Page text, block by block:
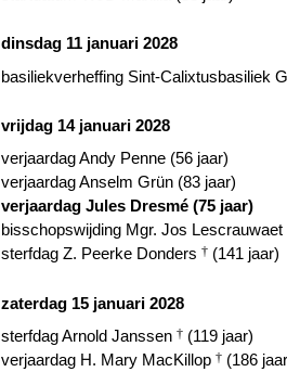
dinsdag 11 januari 2028
basiliekverheffing Sint-Calixtusbasiliek
vrijdag 14 januari 2028
verjaardag Andy Penne (56 jaar)
verjaardag Anselm Grün (83 jaar)
verjaardag Jules Dresmé (75 jaar)
bisschopswijding Mgr. Jos Lescrauwaet
sterfdag Z. Peerke Donders † (141 jaar)
zaterdag 15 januari 2028
sterfdag Arnold Janssen † (119 jaar)
verjaardag H. Mary MacKillop † (186